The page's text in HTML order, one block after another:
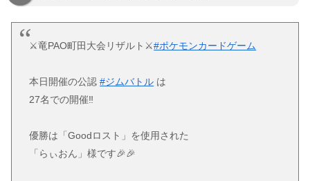
⚔竜PAO町田大会リザルト⚔#ポケモンカードゲーム
本日開催の公認#ジムバトル は
27名での開催‼
優勝は「Goodロスト」を使用された
「らぃおん」様です🎉🎉